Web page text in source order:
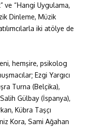
ve “Hangi Uygulama,
Dinleme, Müzik
iki atölye de
hemşire, psikolog
Ezgi Yargıcı
Turna (Belçika),
Gülbay (İspanya),
Kübra Taşçı
Kora, Sami Ağahan